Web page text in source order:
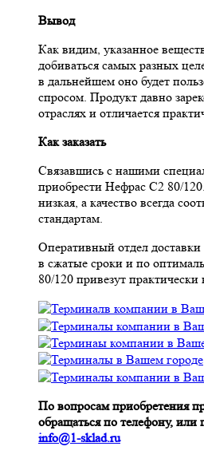
Вывод
Как видим, указанное
добиваться самых разных
в дальнейшем оно будет
спросом. Продукт давно
отраслях и отличается
Как заказать
Связавшись с нашими
приобрести Нефрас С2 80/
низкая, а качество всегда
стандартам.
Оперативный отдел доставки
в сжатые сроки и по
80/120 привезут
По вопросам приобретения
обращаться по телефону, или
info@1-sklad.ru